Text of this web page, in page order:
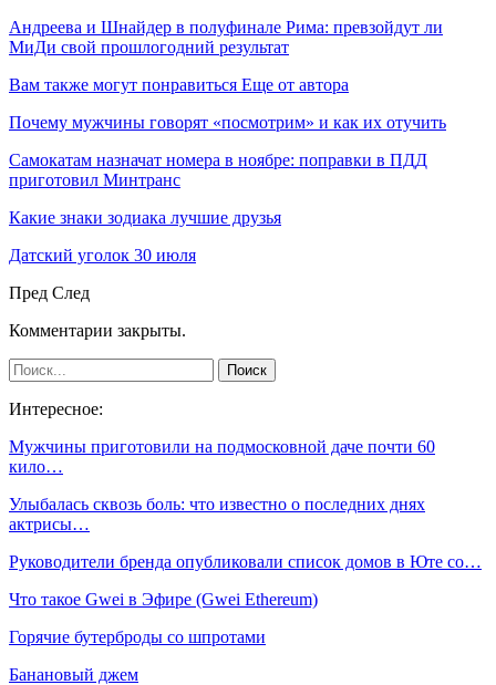
Андреева и Шнайдер в полуфинале Рима: превзойдут ли
МиДи свой прошлогодний результат
Вам также могут понравиться Еще от автора
Почему мужчины говорят «посмотрим» и как их отучить
Самокатам назначат номера в ноябре: поправки в ПДД
приготовил Минтранс
Какие знаки зодиака лучшие друзья
Датский уголок 30 июля
Пред След
Комментарии закрыты.
Интересное:
Мужчины приготовили на подмосковной даче почти 60
кило…
Улыбалась сквозь боль: что известно о последних днях
актрисы…
Руководители бренда опубликовали список домов в Юте со…
Что такое Gwei в Эфире (Gwei Ethereum)
Горячие бутерброды со шпротами
Банановый джем